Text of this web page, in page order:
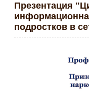
Презентация
подростков в